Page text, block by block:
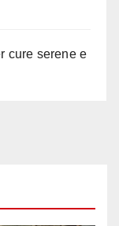
cure serene e